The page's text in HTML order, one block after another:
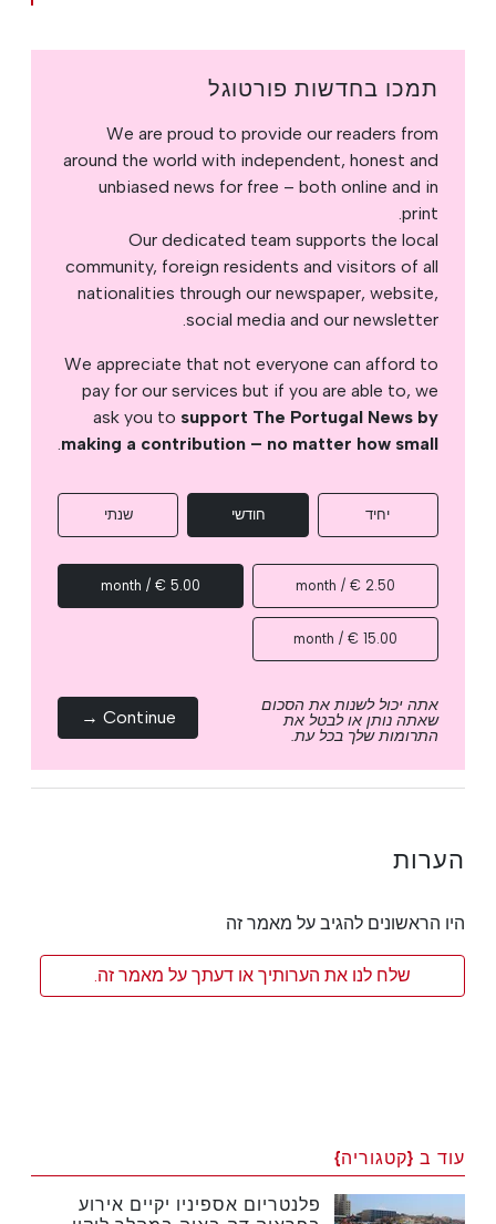
תמכו בחדשות פורטוגל
We are proud to provide our readers from
around the world with independent, honest and
unbiased news for free – both online and in
print.
Our dedicated team supports the local
community, foreign residents and visitors of all
nationalities through our newspaper, website,
social media and our newsletter.
We appreciate that not everyone can afford to
pay for our services but if you are able to, we
ask you to support The Portugal News by
making a contribution – no matter how small
.
יחיד חודשי שנתי
2.50 € / month
5.00 € / month
15.00 € / month
אתה יכול לשנות את הסכום
שאתה נותן או לבטל את
התרומות שלך בכל עת.
Continue →
הערות
היו הראשונים להגיב על מאמר זה
שלח לנו את הערותיך או דעתך על מאמר זה.
עוד ב {קטגוריה}
פלנטריום אספיניו יקיים אירוע